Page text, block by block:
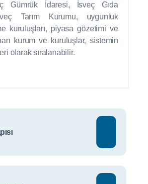
Gümrük İdaresi, İsveç Gıda
Tarım Kurumu, uygunluk
kuruluşları, piyasa gözetimi ve
kurum ve kuruluşlar, sistemin
olarak sıralanabilir.